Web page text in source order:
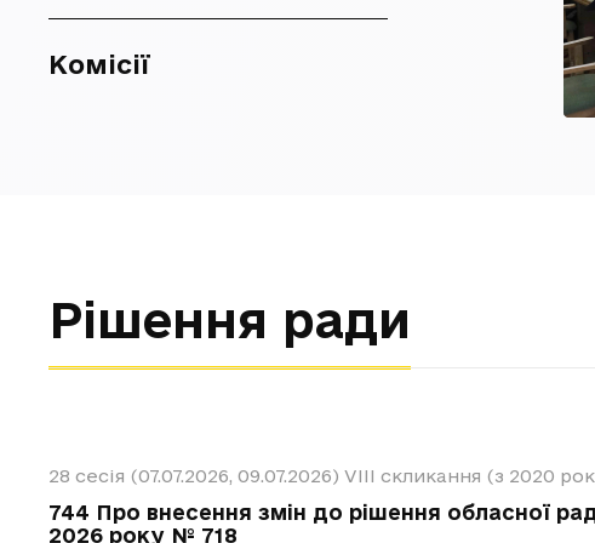
Комісії
Рішення ради
28 сесія (07.07.2026, 09.07.2026) VIII скликання (з 2020
744 Про внесення змін до рішення обласної
2026 року № 718